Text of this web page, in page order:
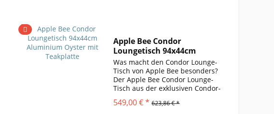
Apple Bee Condor
Loungetisch 94x44cm
Aluminium...
Was macht den Condor Lounge-
Tisch von Apple Bee besonders?
Der Apple Bee Condor Lounge-
Tisch aus der exklusiven Condor-
Serie überzeugt mit einer
Kombination aus erstklassiger
549,00 € * 623,86 € *